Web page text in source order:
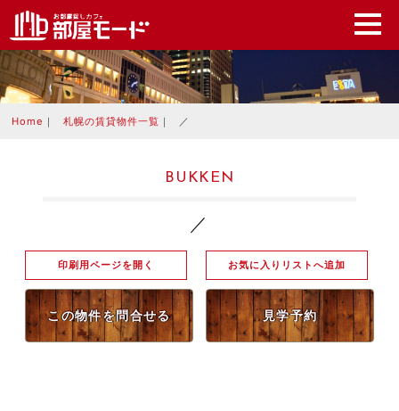
Home ｜ 札幌の賃貸物件一覧 ｜ ／
BUKKEN
／
印刷用ページを開く お気に入りリストへ追加
この物件を問合せる 見学予約